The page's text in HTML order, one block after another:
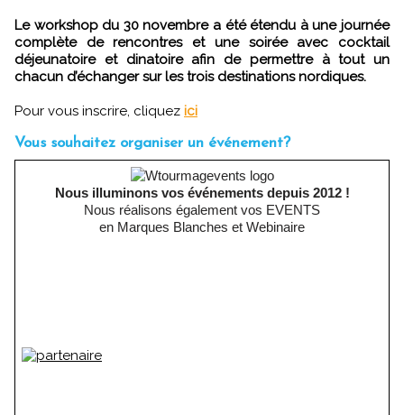
Le workshop du 30 novembre a été étendu à une journée
complète de rencontres et une soirée avec cocktail
déjeunatoire et dinatoire afin de permettre à tout un
chacun d’échanger sur les trois destinations nordiques.
Pour vous inscrire, cliquez ici
Vous souhaitez organiser un événement?
Nous illuminons vos événements depuis 2012 !
Nous réalisons également vos EVENTS
en Marques Blanches et Webinaire